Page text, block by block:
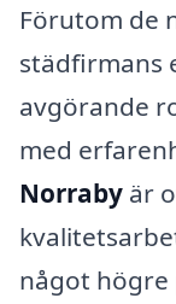
Förutom de
städfirmans
avgörande
med
Norraby är
något högre